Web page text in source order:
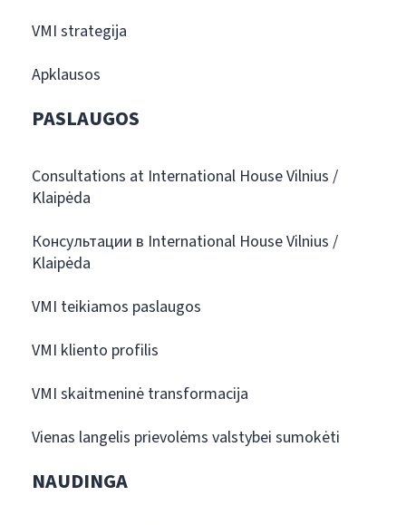
VMI strategija
Apklausos
PASLAUGOS
Consultations at International House Vilnius /
Klaipėda
Консультации в International House Vilnius /
Klaipėda
VMI teikiamos paslaugos
VMI kliento profilis
VMI skaitmeninė transformacija
Vienas langelis prievolėms valstybei sumokėti
NAUDINGA